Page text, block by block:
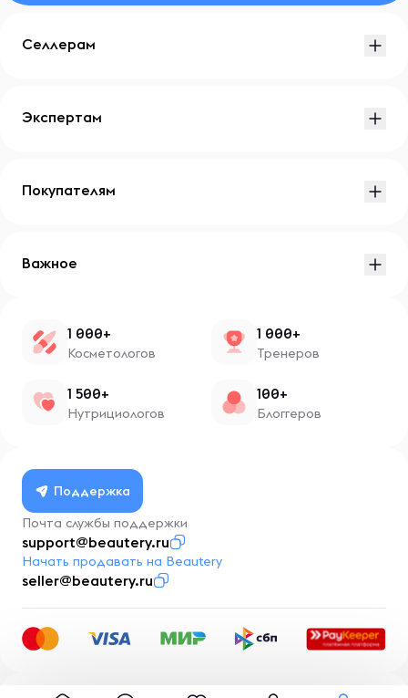
Селлерам
Экспертам
Покупателям
Важное
1 000+
Косметологов
1 000+
Тренеров
1 500+
Нутрициологов
100+
Блоггеров
Поддержка
Почта службы поддержки
support@beautery.ru
Начать продавать на Beautery
seller@beautery.ru